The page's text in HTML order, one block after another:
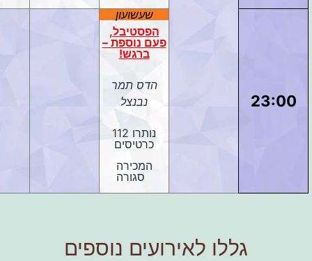
23:00
שעשועון
הפסטיבל,
פעם נוספת –
ברגש!
הדס תמר
נבנצל
נותרו 112
כרטיסים
המכירה
סגורה
גללו לאירועים נוספים